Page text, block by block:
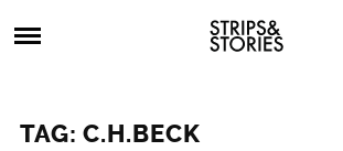
to
Strips
&
Stories
Comics,
TAG: C.H.BECK